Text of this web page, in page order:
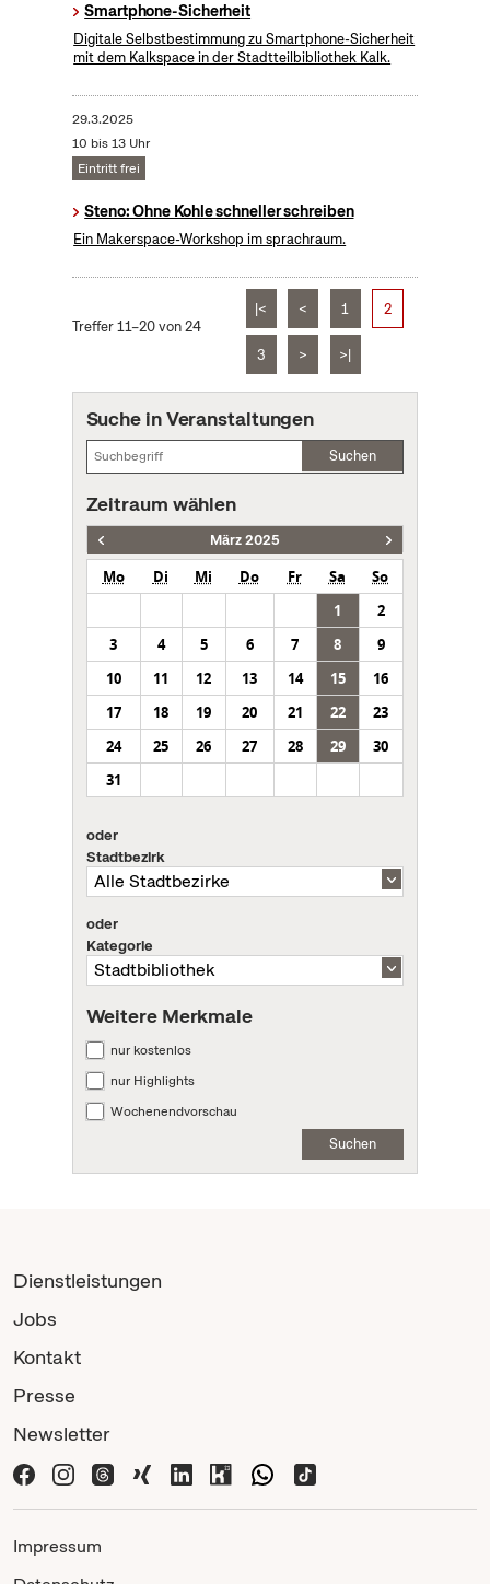
Smartphone-Sicherheit
Digitale Selbstbestimmung zu Smartphone-Sicherheit
mit dem Kalkspace in der Stadtteilbibliothek Kalk.
29.3.2025
10 bis 13 Uhr
Eintritt frei
Steno: Ohne Kohle schneller schreiben
Ein Makerspace-Workshop im sprachraum.
Treffer 11–20 von 24
|< < 1 2
3 > >|
Suche in Veranstaltungen
Suchen
Zeitraum wählen
März 2025
Mo Di Mi Do Fr Sa
So
1
2
3
4 5 6 7 8
9
10
11 12 13 14 15
16
17
18 19 20 21 22
23
24
25 26 27 28 29
30
31
oder
Stadtbezirk
oder
Kategorie
Weitere Merkmale
nur kostenlos
nur Highlights
Wochenendvorschau
Suchen
Dienstleistungen
Jobs
Kontakt
Presse
Newsletter
Impressum